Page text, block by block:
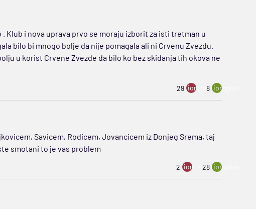
Klub i nova uprava prvo se moraju izborit za isti tretman u
bilo bi mnogo bolje da nije pomagala ali ni Crvenu Zvezdu.
u korist Crvene Zvezde da bilo ko bez skidanja tih okova ne
29 ion:minus
8 ion:plus
Savicem, Rodicem, Jovancicem iz Donjeg Srema, taj
smotani to je vas problem
2 ion:minus
28 ion:plus